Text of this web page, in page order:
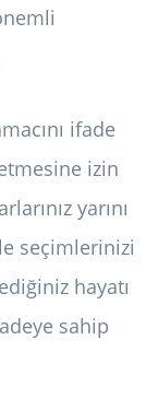
ifade
izin
yarını
seçimlerinizi
hayatı
sahip